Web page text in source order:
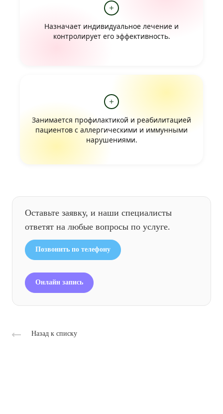
Назначает индивидуальное лечение и
контролирует его эффективность.
Занимается профилактикой и реабилитацией
пациентов с аллергическими и иммунными
нарушениями.
Оставьте заявку, и наши специалисты
ответят на любые вопросы по услуге.
Позвонить по телефону
Онлайн запись
Назад к списку